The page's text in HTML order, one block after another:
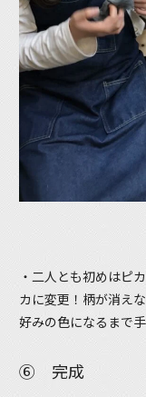
・二人とも初めはピ
カに変更！柄が消え
好みの色になるまで
⑥ 完成